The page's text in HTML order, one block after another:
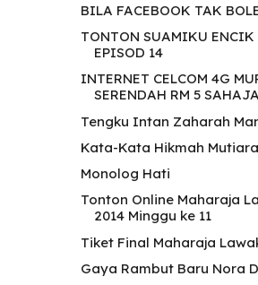
BILA FACEBOOK TAK
TONTON SUAMIKU ENCIK
EPISOD 14
INTERNET CELCOM 4G
SERENDAH RM 5
Tengku Intan Zaharah
Kata-Kata Hikmah
Monolog Hati
Tonton Online Maharaja
2014 Minggu ke 11
Tiket Final Maharaja
Gaya Rambut Baru Nora